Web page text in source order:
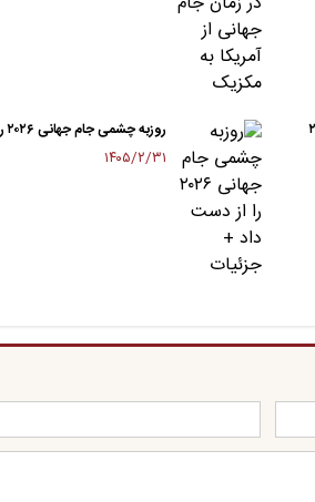
روزبه چشمی جام جهانی ۲۰۲۶ را از دست داد + جزئیات
۱۴۰۵/۲/۳۱